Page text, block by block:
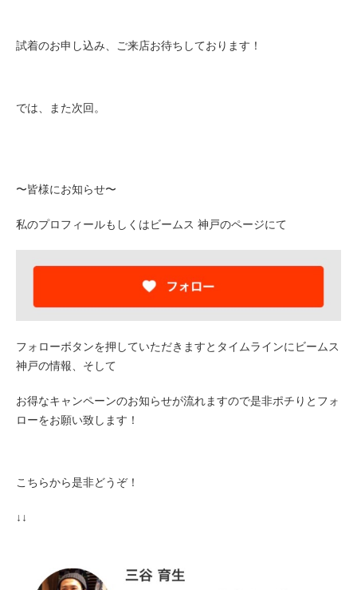
試着のお申し込み、ご来店お待ちしております！
では、また次回。
〜皆様にお知らせ〜
私のプロフィールもしくはビームス 神戸のページにて
フォローボタンを押していただきますとタイムラインにビームス
神戸の情報、そして
お得なキャンペーンのお知らせが流れますので是非ポチりとフォ
ローをお願い致します！
こちらから是非どうぞ！
↓↓